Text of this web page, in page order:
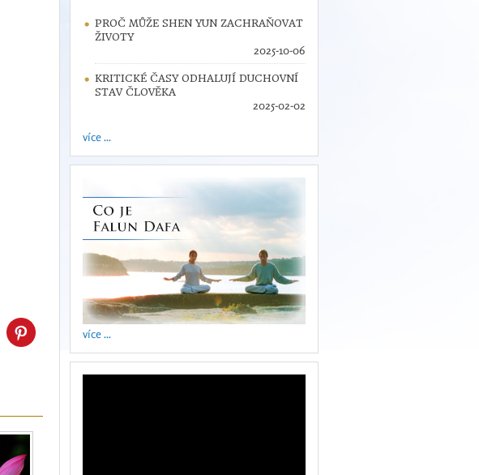
PROČ MŮŽE SHEN YUN ZACHRAŇOVAT
ŽIVOTY
2025-10-06
KRITICKÉ ČASY ODHALUJÍ DUCHOVNÍ
STAV ČLOVĚKA
2025-02-02
více ...
více ...